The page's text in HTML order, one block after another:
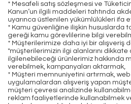
* Mesafeli satış sözleşmesi ve
Kanun’un ilgili maddeleri tahtında
uyarınca üstlenilen yükümlülükleri ifa
* Kamu güvenliğine ilişkin hususlarda
gereği kamu görevlilerine bilgi
* Müşterilerimize daha iyi bir alışveriş
"müşterilerimizin ilgi alanlarını
ilgilenebileceği ürünlerimiz hakkında
verebilmek, kampanyaları aktarmak,
* Müşteri memnuniyetini artırmak,
uygulamalardan alışveriş yapan
müşteri çevresi analizinde
reklam faaliyetlerinde kullanabilmek